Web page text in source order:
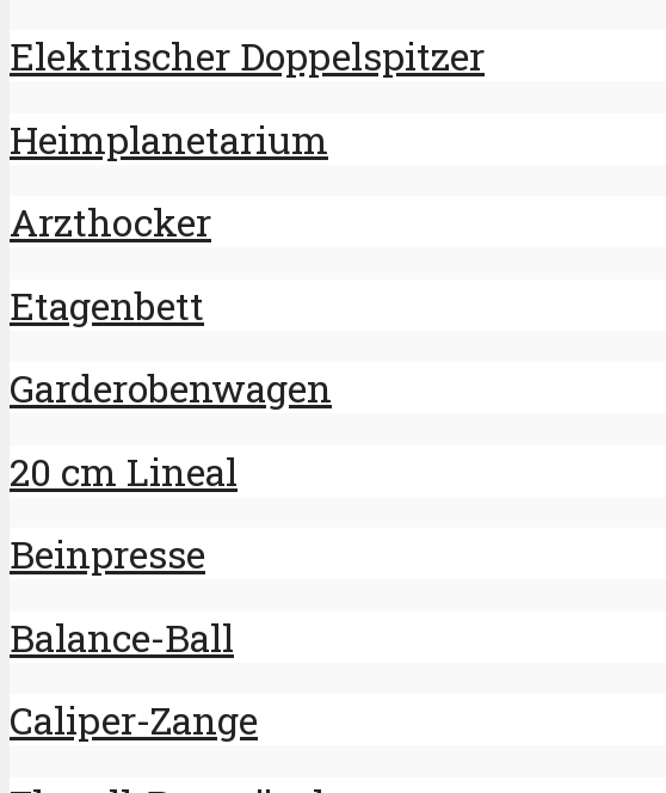
Elektrischer Doppelspitzer
Heimplanetarium
Arzthocker
Etagenbett
Garderobenwagen
20 cm Lineal
Beinpresse
Balance-Ball
Caliper-Zange